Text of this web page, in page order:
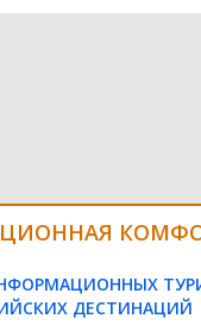
ДЕСТИНАЦИЙ